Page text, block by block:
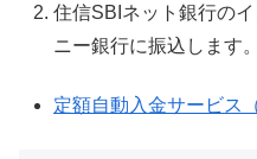
住信SBIネット銀行の
ニー銀行に振込します。
定額自動入金サービス